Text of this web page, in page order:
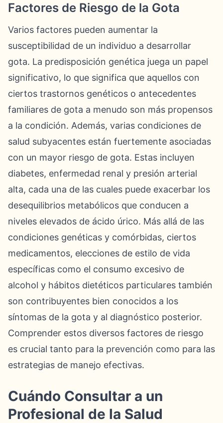
Factores de Riesgo de la Gota
Varios factores pueden aumentar la
susceptibilidad de un individuo a desarrollar
gota. La predisposición genética juega un papel
significativo, lo que significa que aquellos con
ciertos trastornos genéticos o antecedentes
familiares de gota a menudo son más propensos
a la condición. Además, varias condiciones de
salud subyacentes están fuertemente asociadas
con un mayor riesgo de gota. Estas incluyen
diabetes, enfermedad renal y presión arterial
alta, cada una de las cuales puede exacerbar los
desequilibrios metabólicos que conducen a
niveles elevados de ácido úrico. Más allá de las
condiciones genéticas y comórbidas, ciertos
medicamentos, elecciones de estilo de vida
específicas como el consumo excesivo de
alcohol y hábitos dietéticos particulares también
son contribuyentes bien conocidos a los
síntomas de la gota y al diagnóstico posterior.
Comprender estos diversos factores de riesgo
es crucial tanto para la prevención como para las
estrategias de manejo efectivas.
Cuándo Consultar a un
Profesional de la Salud